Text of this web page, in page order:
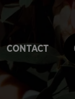
CONTACT